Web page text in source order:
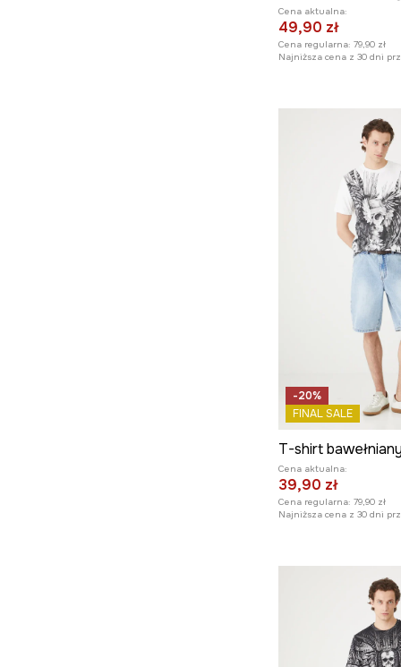
Cena aktualna:
49,90 zł
Cena regularna: 79,90 zł
Najniższa cena z 30 dni
-20%
FINAL SALE
Cena aktualna:
39,90 zł
Cena regularna: 79,90 zł
Najniższa cena z 30 dni